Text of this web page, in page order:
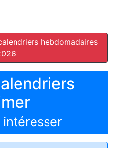
hebdomadaires